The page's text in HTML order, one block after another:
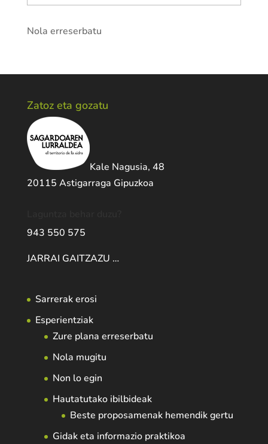
Nola erreserbatu
Zatoz eta gozatu
Kale Nagusia, 48
20115 Astigarraga Gipuzkoa
943 550 575
JARRAI GAITZAZU …
Sarrerak erosi
Esperientziak
Zure plana erreserbatu
Nola mugitu
Non lo egin
Hautatutako ibilbideak
Beste proposamenak hemendik gertu
Gidak eta informazio praktikoa